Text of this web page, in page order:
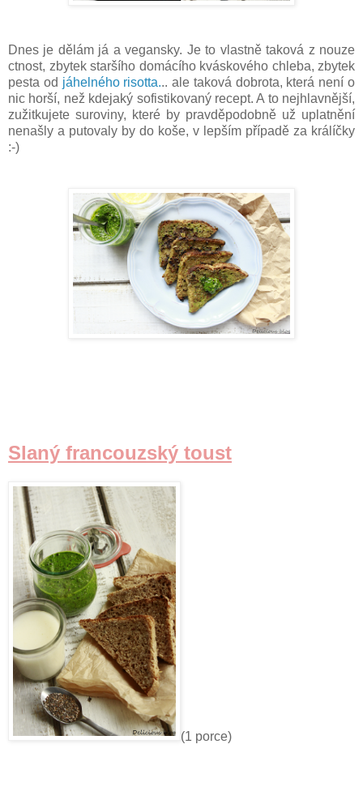
Dnes je dělám já a vegansky. Je to vlastně taková z nouze
ctnost, zbytek staršího domácího kváskového chleba, zbytek
pesta od jáhelného risotta... ale taková dobrota, která není o
nic horší, než kdejaký sofistikovaný recept. A to nejhlavnější,
zužitkujete suroviny, které by pravděpodobně už uplatnění
nenašly a putovaly by do koše, v lepším případě za králíčky
:-)
Slaný francouzský toust
(1 porce)